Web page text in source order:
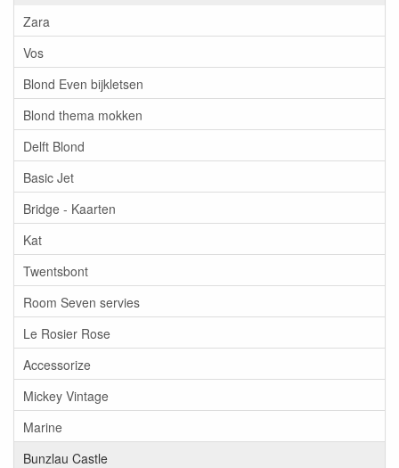
Zara
Vos
Blond Even bijkletsen
Blond thema mokken
Delft Blond
Basic Jet
Bridge - Kaarten
Kat
Twentsbont
Room Seven servies
Le Rosier Rose
Accessorize
Mickey Vintage
Marine
Bunzlau Castle